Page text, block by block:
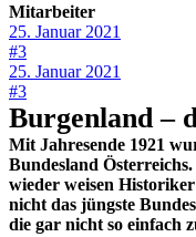
Mitarbeiter
25. Januar 2021
#3
25. Januar 2021
#3
Burgenland –
Mit Jahresende 1921
Bundesland
wieder weisen
nicht das jüngste
die gar nicht so einfach